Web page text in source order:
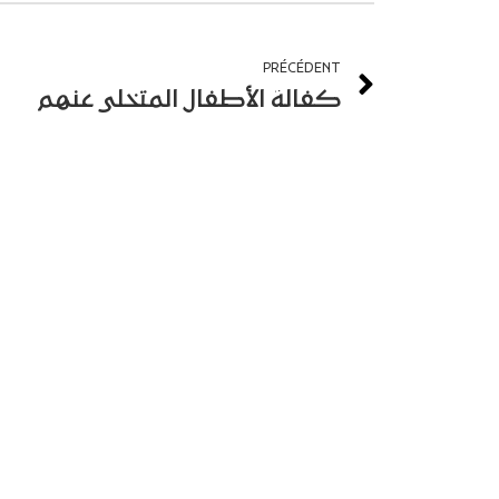
PRÉCÉDENT
كفالة الأطفال المتخلى عنهم